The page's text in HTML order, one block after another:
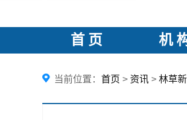
首 页 机
当前位置： 首页 > 资讯 > 林草